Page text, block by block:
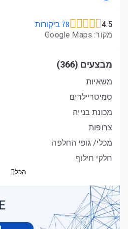
4.5 78 ביקורות
מקור: Google Maps
מבצעים (366)
משאיות
סמיטריילרים
מכונת בנייה
צרופות
מכלי/ גופי החלפה
חלקי חילוף
הכל